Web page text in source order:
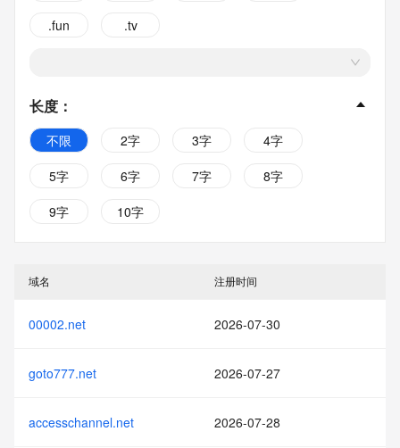
.fun
.tv
长度 ：
不限 2字 3字
4字
5字
6字 7字
8字
9字
10字
域名 注册时间
00002.net 2026-07-30
goto777.net 2026-07-27
accesschannel.net 2026-07-28